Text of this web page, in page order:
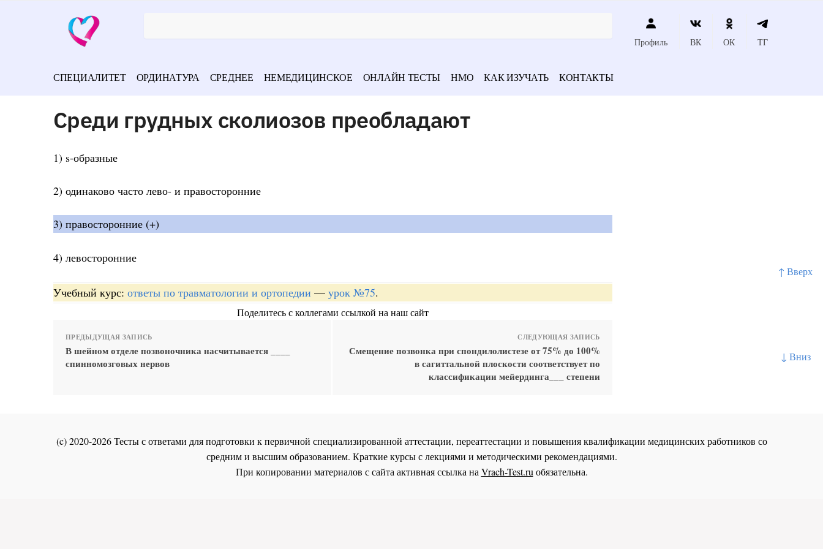
↑ Вверх
↓ Вниз
Профиль ВК ОК ТГ
СПЕЦИАЛИТЕТ ОРДИНАТУРА СРЕДНЕЕ НЕМЕДИЦИНСКОЕ ОНЛАЙН ТЕСТЫ НМО КАК ИЗУЧАТЬ КОНТАКТЫ
Среди грудных сколиозов преобладают
1) s-образные
2) одинаково часто лево- и правосторонние
3) правосторонние (+)
4) левосторонние
Учебный курс: ответы по травматологии и ортопедии — урок №75.
Поделитесь с коллегами ссылкой на наш сайт
ПРЕДЫДУЩАЯ ЗАПИСЬ
В шейном отделе позвоночника насчитывается ____
спинномозговых нервов
СЛЕДУЮЩАЯ ЗАПИСЬ
Смещение позвонка при спондилолистезе от 75% до 100%
в сагиттальной плоскости соответствует по
классификации мейердинга___ степени
(c) 2020-2026 Тесты с ответами для подготовки к первичной специализированной аттестации, переаттестации и повышения квалификации медицинских работников со
средним и высшим образованием. Краткие курсы с лекциями и методическими рекомендациями.
При копировании материалов с сайта активная ссылка наVrach-Test.ruобязательна.